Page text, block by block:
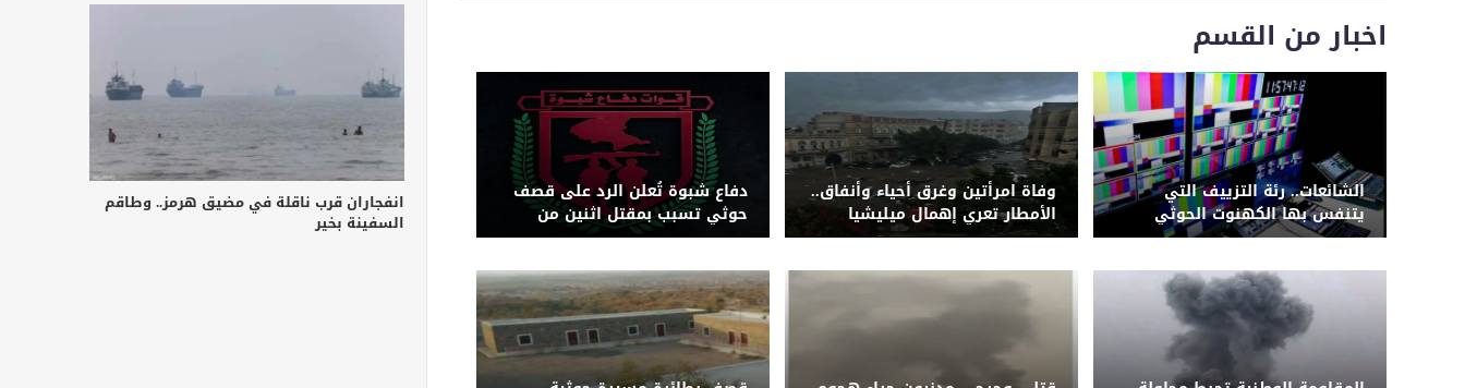
اخبار من القسم
الشائعات.. رئة التزييف التي
يتنفس بها الكهنوت الحوثي
وفاة امرأتين وغرق أحياء وأنفاق..
الأمطار تعري إهمال ميليشيا
الحوثي لشبكة التصريف بصنعاء
دفاع شبوة تُعلن الرد على قصف
حوثي تسبب بمقتل اثنين من
قواتها بجبهة حريب
انفجاران قرب ناقلة في مضيق هرمز.. وطاقم
السفينة بخير